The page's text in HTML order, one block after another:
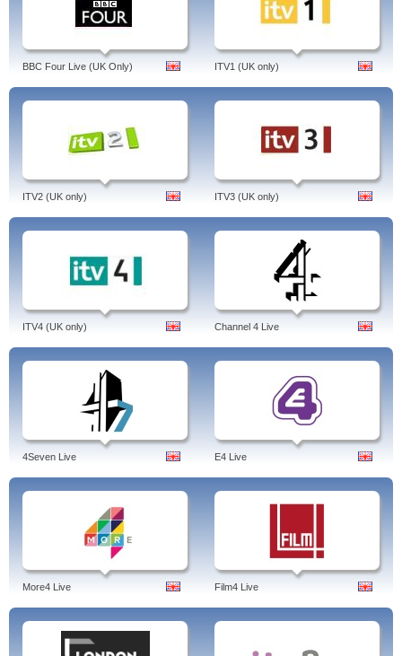
BBC Four Live (UK Only) ITV1 (UK only)
ITV2 (UK only) ITV3 (UK only)
ITV4 (UK only) Channel 4 Live
4Seven Live E4 Live
More4 Live Film4 Live